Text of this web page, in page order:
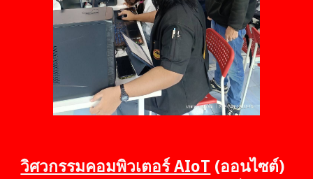
วิศวกรรมคอมพิวเตอร์ AIoT (ออนไซต์)